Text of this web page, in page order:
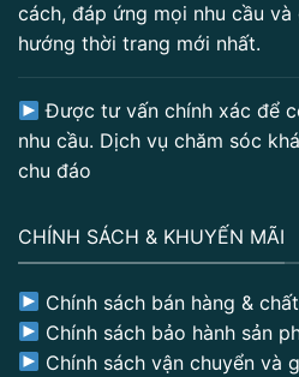
cách, đáp ứng mọi nhu cầu
hướng thời trang mới nhất.
Được tư vấn chính xác để
nhu cầu. Dịch vụ chăm sóc
chu đáo
CHÍNH SÁCH & KHUYẾN MÃI
Chính sách bán hàng &
Chính sách bảo hành sản
Chính sách vận chuyển và